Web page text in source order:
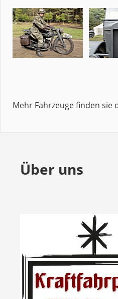
Mehr Fahrzeuge finden sie
Über uns